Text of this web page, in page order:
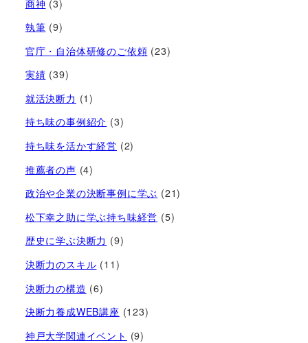
商神 (3)
執筆 (9)
官庁・自治体研修のご依頼 (23)
実績 (39)
就活決断力 (1)
持ち味の事例紹介 (3)
持ち味を活かす経営​ (2)
推薦者の声 (4)
政治や企業の決断事例に学ぶ (21)
松下幸之助に学ぶ持ち味経営 (5)
歴史に学ぶ決断力 (9)
決断力のスキル (11)
決断力の構造 (6)
決断力養成WEB講座 (123)
神戸大学関連イベント (9)